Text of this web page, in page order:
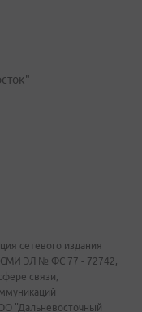
сетевого издания
СМИ ЭЛ № ФС 77 - 72742,
связи,
"Дальневосточный